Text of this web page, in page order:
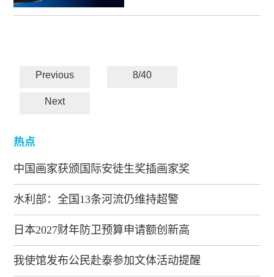
Previous 8/40
Next
热点
中国画家获颁国际安徒生奖插画家奖
水利部：全国13条河流仍维持超警
日本2027财年防卫预算申请额创新高
我使馆发布公民赴泰参加文体活动提醒